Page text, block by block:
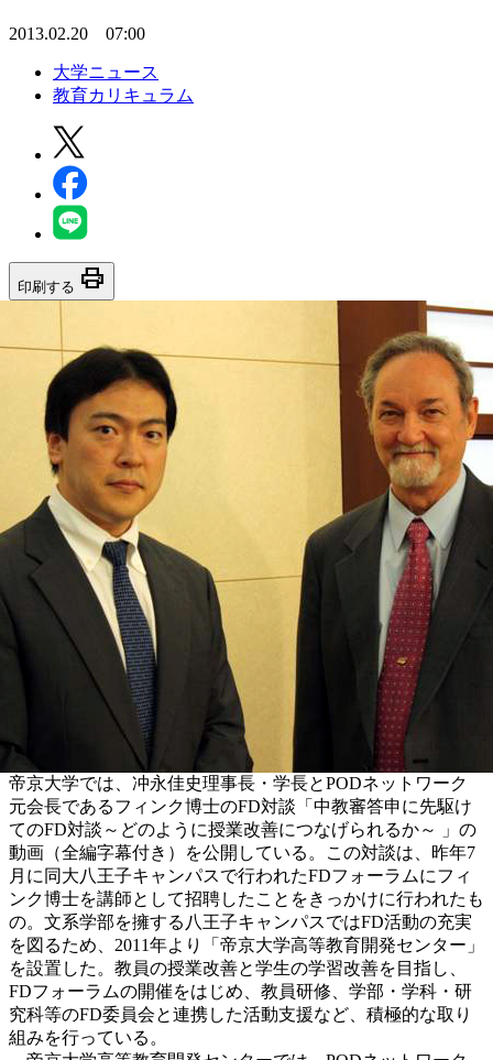
2013.02.20 07:00
大学ニュース
教育カリキュラム
印刷する print
帝京大学では、冲永佳史理事長・学長とPODネットワーク
元会長であるフィンク博士のFD対談「中教審答申に先駆け
てのFD対談～どのように授業改善につなげられるか～ 」の
動画（全編字幕付き）を公開している。この対談は、昨年7
月に同大八王子キャンパスで行われたFDフォーラムにフィ
ンク博士を講師として招聘したことをきっかけに行われたも
の。文系学部を擁する八王子キャンパスではFD活動の充実
を図るため、2011年より「帝京大学高等教育開発センター」
を設置した。教員の授業改善と学生の学習改善を目指し、
FDフォーラムの開催をはじめ、教員研修、学部・学科・研
究科等のFD委員会と連携した活動支援など、積極的な取り
組みを行っている。